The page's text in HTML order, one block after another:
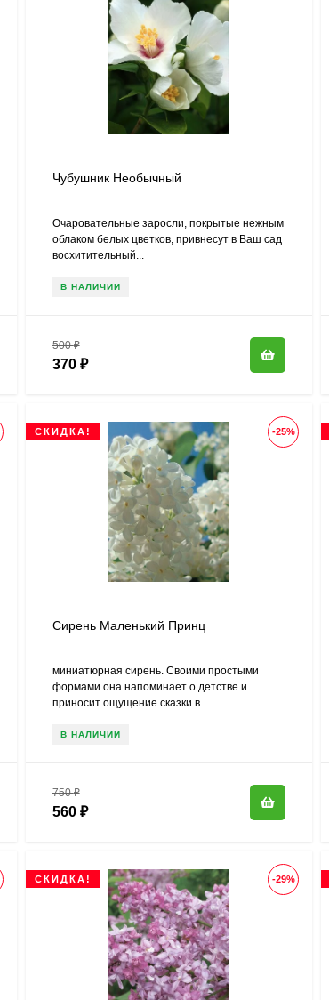
Чубушник Необычный
Очаровательные заросли, покрытые нежным
облаком белых цветков, привнесут в Ваш сад
восхитительный...
В НАЛИЧИИ
500₽
370 ₽
-25%
СКИДКА!
Сирень Маленький Принц
миниатюрная сирень. Своими простыми
формами она напоминает о детстве и
приносит ощущение сказки в...
В НАЛИЧИИ
750₽
560 ₽
-29%
СКИДКА!